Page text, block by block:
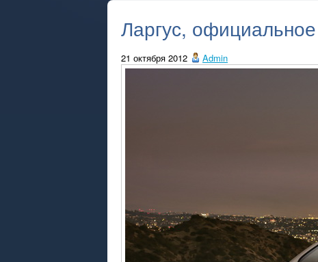
Ларгус,
21 октября 2012 Admin